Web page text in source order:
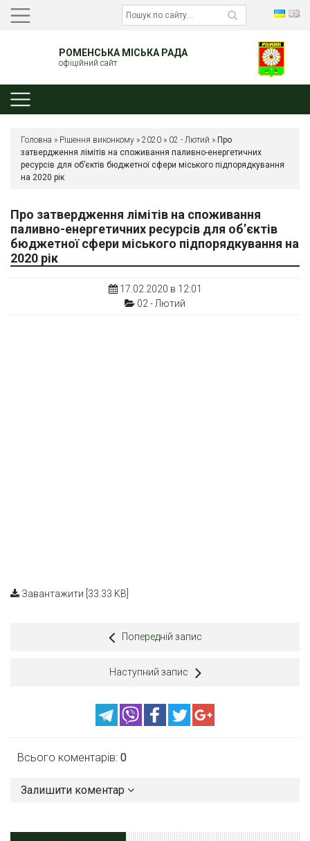
РОМЕНСЬКА МІСЬКА РАДА
офіційний сайт
Головна » Рішення виконкому » 2020 » 02 - Лютий » Про
затвердження лімітів на споживання паливно-енергетичних
ресурсів для об’єктів бюджетної сфери міського підпорядкування
на 2020 рік
Про затвердження лімітів на споживання
паливно-енергетичних ресурсів для об’єктів
бюджетної сфери міського підпорядкування на
2020 рік
17.02.2020 в 12:01
02 - Лютий
Завантажити [33.33 KB]
Попередній запис
Наступний запис
Всього коментарів: 0
Залишити коментар